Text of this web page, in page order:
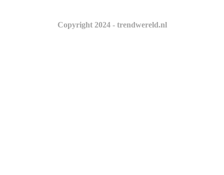
Copyright 2024 - trendwereld.nl